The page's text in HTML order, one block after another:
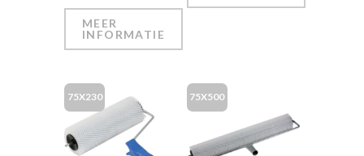
MEER
INFORMATIE
75X230 75X500